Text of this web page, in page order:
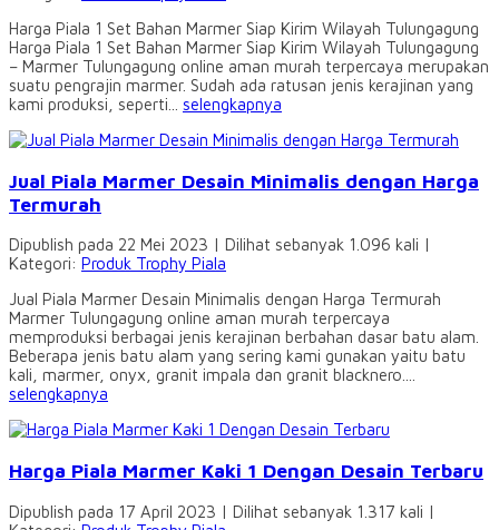
Harga Piala 1 Set Bahan Marmer Siap Kirim Wilayah Tulungagung
Harga Piala 1 Set Bahan Marmer Siap Kirim Wilayah Tulungagung
– Marmer Tulungagung online aman murah terpercaya merupakan
suatu pengrajin marmer. Sudah ada ratusan jenis kerajinan yang
kami produksi, seperti... selengkapnya
Jual Piala Marmer Desain Minimalis dengan Harga
Termurah
Dipublish pada 22 Mei 2023 | Dilihat sebanyak 1.096 kali |
Kategori: Produk Trophy Piala
Jual Piala Marmer Desain Minimalis dengan Harga Termurah
Marmer Tulungagung online aman murah terpercaya
memproduksi berbagai jenis kerajinan berbahan dasar batu alam.
Beberapa jenis batu alam yang sering kami gunakan yaitu batu
kali, marmer, onyx, granit impala dan granit blacknero....
selengkapnya
Harga Piala Marmer Kaki 1 Dengan Desain Terbaru
Dipublish pada 17 April 2023 | Dilihat sebanyak 1.317 kali |